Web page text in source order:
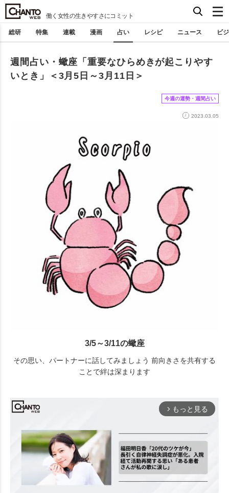
働く女性の生きやすさにコミット
総研 特集 連載 漫画 占い レシピ ニュース ビ
週間占い・蠍座「重要なひらめきが起こりやす
いとき」＜3月5日～3月11日＞
今週の運勢・週間占い
2023.03.05
3/5～3/11の蠍座
その思い、パートナーに話してみましょう 前向きさを共有する
ことで絆は深まります
arrow_forward_ios もっと見る